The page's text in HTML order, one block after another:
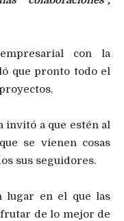
con la
que pronto todo el
invitó a que estén al
se vienen cosas
sus seguidores.
lugar en el que las
de lo mejor de